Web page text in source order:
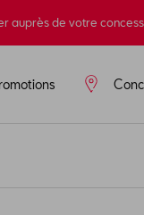
auprès de votre